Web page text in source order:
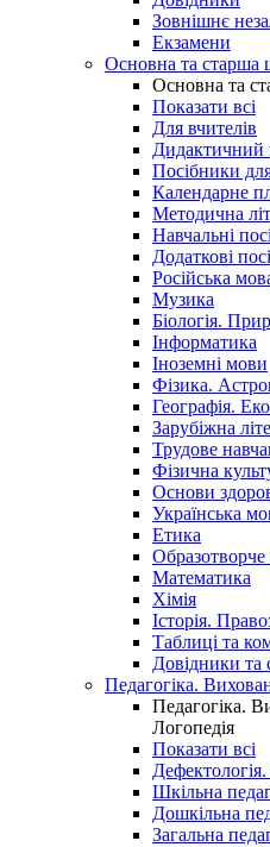
Зовнішнє
Екзамени
Основна та старша
Основна та
Показати всі
Для вчителів
Дидактичний
Посібники
Календарне
Методична
Навчальні
Додаткові
Російська
Музика
Біологія.
Інформатика
Іноземні мови
Фізика.
Географія.
Зарубіжна
Трудове
Фізична
Основи
Українська
Етика
Математика
Хімія
Історія.
Таблиці та
Довідники та
Педагогіка.
Педагогіка.
Логопедія
Показати всі
Шкільна
Дошкільна
Загальна